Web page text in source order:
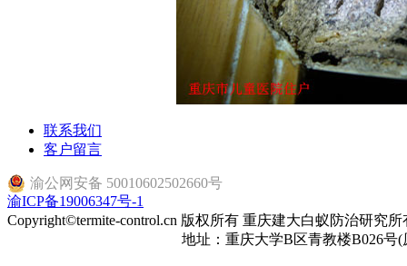
联系我们
客户留言
渝公网安备 50010602502660号
渝ICP备19006347号-1
Copyright©termite-control.cn 版权所有 重庆建大白蚁防治研究
地址：重庆大学B区青教楼B026号(